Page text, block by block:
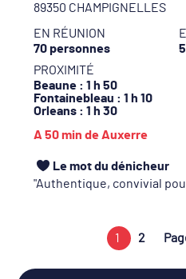
89350 CHAMPIGNELLES
EN RÉUNION
70 personnes
PROXIMITÉ
Beaune : 1 h 50
Fontainebleau : 1 h 10
Orleans : 1 h 30
A 50 min de Auxerre
Le mot du dénicheur
Authentique, convivial
1 2